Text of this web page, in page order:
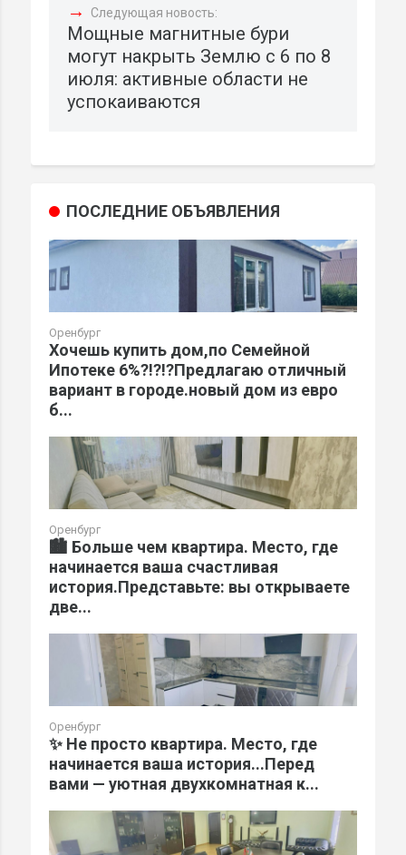
→ Следующая новость:
Мощные магнитные бури
могут накрыть Землю с 6 по 8
июля: активные области не
успокаиваются
ПОСЛЕДНИЕ ОБЪЯВЛЕНИЯ
Оренбург
Хочешь купить дом,по Семейной
Ипотеке 6%?!?!?Предлагаю отличный
вариант в городе.новый дом из евро
б...
Оренбург
🏙️ Больше чем квартира. Место, где
начинается ваша счастливая
история.Представьте: вы открываете
две...
Оренбург
✨ Не просто квартира. Место, где
начинается ваша история...Перед
вами — уютная двухкомнатная к...